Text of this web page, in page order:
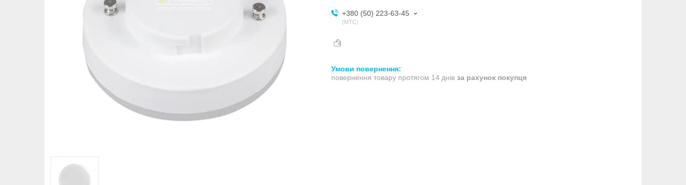
+380 (50) 223-63-45
МТС
повернення товару протягом 14 днів за рахунок покупця